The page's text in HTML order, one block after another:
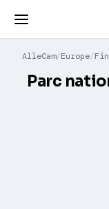
AlleCam Europe
Parc